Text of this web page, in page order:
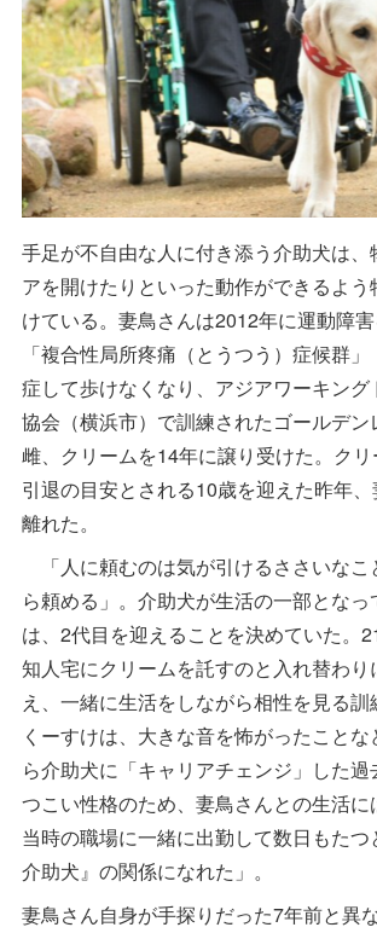
手足が不自由な人に付き添う介助犬は、
アを開けたりといった動作ができるよう
けている。妻鳥さんは2012年に運動障
「複合性局所疼痛（とうつう）症候群
症して歩けなくなり、アジアワーキング
協会（横浜市）で訓練されたゴールデ
雌、クリームを14年に譲り受けた。ク
引退の目安とされる10歳を迎えた昨年
離れた。
「人に頼むのは気が引けるささいなこ
ら頼める」。介助犬が生活の一部とな
は、2代目を迎えることを決めていた。
知人宅にクリームを託すのと入れ替わり
え、一緒に生活をしながら相性を見る訓
くーすけは、大きな音を怖がったこと
ら介助犬に「キャリアチェンジ」した
つこい性格のため、妻鳥さんとの生活に
当時の職場に一緒に出勤して数日もたつ
介助犬』の関係になれた」。
妻鳥さん自身が手探りだった7年前と異